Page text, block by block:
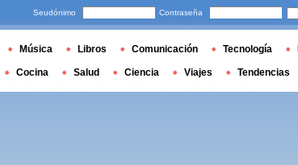
Seudónimo Contraseña
Música Libros Comunicación Tecnología
Cocina Salud Ciencia Viajes Tendencias